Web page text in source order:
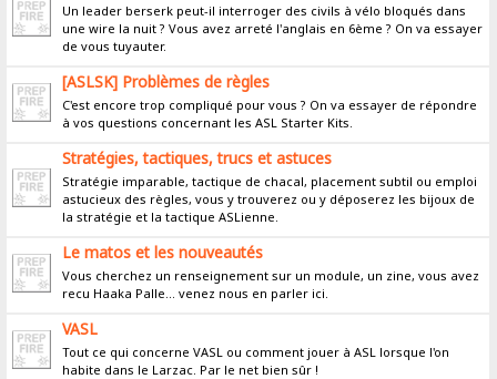
Un leader berserk peut-il interroger des civils à vélo bloqués dans
une wire la nuit ? Vous avez arreté l'anglais en 6ème ? On va essayer
de vous tuyauter.
[ASLSK] Problèmes de règles
C'est encore trop compliqué pour vous ? On va essayer de répondre
à vos questions concernant les ASL Starter Kits.
Stratégies, tactiques, trucs et astuces
Stratégie imparable, tactique de chacal, placement subtil ou emploi
astucieux des règles, vous y trouverez ou y déposerez les bijoux de
la stratégie et la tactique ASLienne.
Le matos et les nouveautés
Vous cherchez un renseignement sur un module, un zine, vous avez
recu Haaka Palle... venez nous en parler ici.
VASL
Tout ce qui concerne VASL ou comment jouer à ASL lorsque l'on
habite dans le Larzac. Par le net bien sûr !